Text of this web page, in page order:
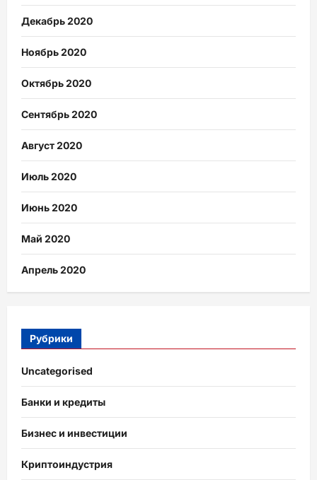
Декабрь 2020
Ноябрь 2020
Октябрь 2020
Сентябрь 2020
Август 2020
Июль 2020
Июнь 2020
Май 2020
Апрель 2020
Рубрики
Uncategorised
Банки и кредиты
Бизнес и инвестиции
Криптоиндустрия